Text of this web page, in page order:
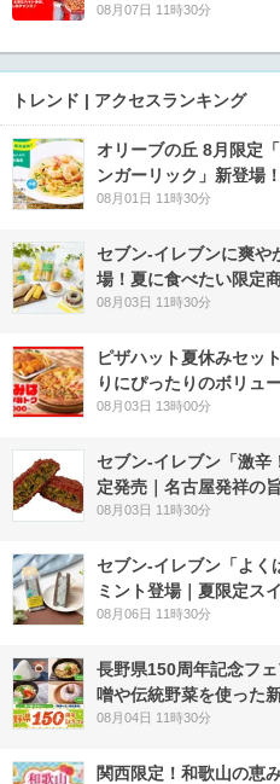
08月07日 11時30分
トレンド | アクセスランキング
オリーブの丘 8月限定
ンガーリック」新登場
08月01日 11時30分
セブン‐イレブンに爽
場！夏に食べたい限定
08月03日 11時30分
ピザハット夏休みセッ
りにぴったりのボリュ
08月03日 13時00分
セブン-イレブン「激辛
定発売｜名古屋発祥の
08月03日 11時30分
セブン‐イレブン「よく
ミント登場｜夏限定ス
08月06日 11時30分
長野県150周年記念フ
噌や伝統野菜を使った
08月04日 11時30分
関西限定！和歌山の恵